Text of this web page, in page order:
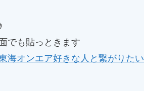
でも貼っときます
海オンエア好きな人と繋がりたい